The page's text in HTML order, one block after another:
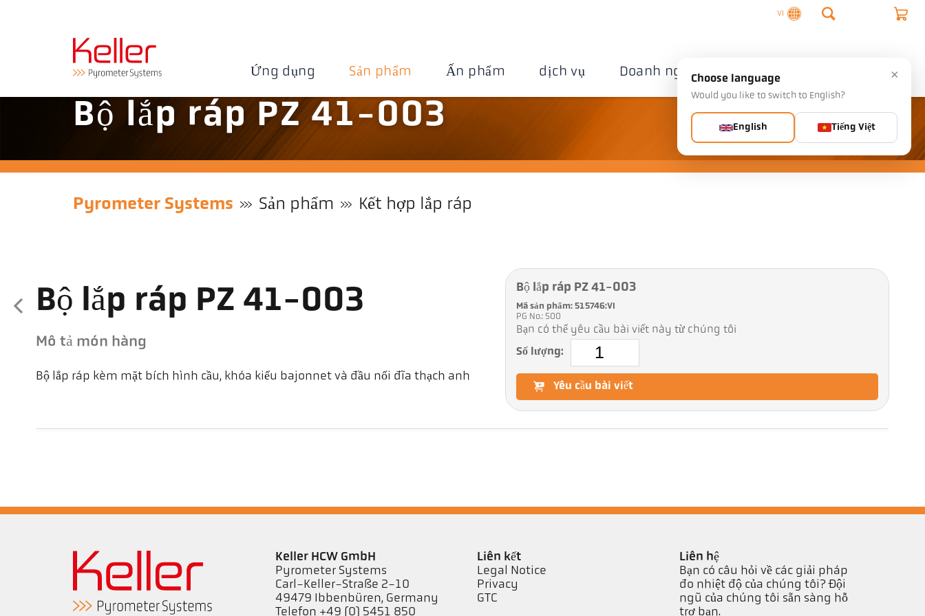
VI
Ứng dụng Sản phẩm Ấn phẩm dịch vụ Doanh nghiệp
Bộ lắp ráp PZ 41-003
Pyrometer Systems Sản phẩm Kết hợp lắp ráp
Bộ lắp ráp PZ 41-003
Mô tả món hàng
Bộ lắp ráp kèm mặt bích hình cầu, khóa kiểu bajonnet và đầu nối đĩa thạch anh
Bộ lắp ráp PZ 41-003
Mã sản phẩm: 515746:VI
PG No.: 500
Bạn có thể yêu cầu bài viết này từ chúng tôi
Số lượng:
Yêu cầu bài viết
Keller HCW GmbH
Pyrometer Systems
Carl-Keller-Straße 2-10
49479 Ibbenbüren, Germany
Telefon +49 (0) 5451 850
Liên kết
Legal Notice
Privacy
GTC
Liên hệ
Bạn có câu hỏi về các giải pháp
đo nhiệt độ của chúng tôi? Đội
ngũ của chúng tôi sẵn sàng hỗ
trợ bạn.
×
Choose language
Would you like to switch to English?
English Tiếng Việt